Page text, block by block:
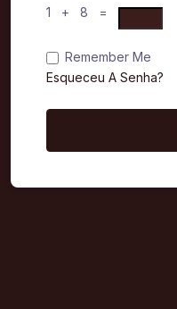
1 + 8 =
Remember Me
Esqueceu A Senha?